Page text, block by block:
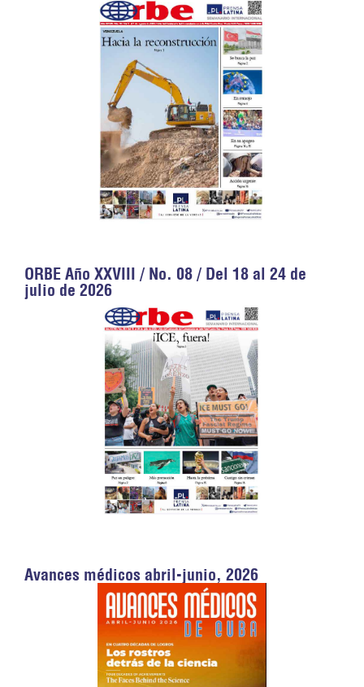
ORBE Año XXVIII / No. 08 / Del 18 al 24 de
julio de 2026
Avances médicos abril-junio, 2026